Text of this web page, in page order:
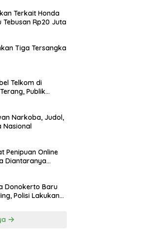
Terkait Honda
Tebusan Rp20 Juta
Tiga Tersangka
Telkom di
Publik
Narkoba, Judol,
Nasional
Penipuan Online
Diantaranya
Donokerto Baru
Polisi Lakukan